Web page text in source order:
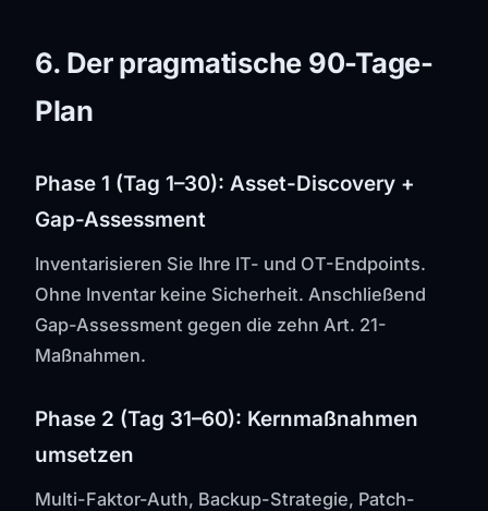
6. Der pragmatische 90-Tage-
Plan
Phase 1 (Tag 1–30): Asset-Discovery +
Gap-Assessment
Inventarisieren Sie Ihre IT- und OT-Endpoints.
Ohne Inventar keine Sicherheit. Anschließend
Gap-Assessment gegen die zehn Art. 21-
Maßnahmen.
Phase 2 (Tag 31–60): Kernmaßnahmen
umsetzen
Multi-Faktor-Auth, Backup-Strategie, Patch-